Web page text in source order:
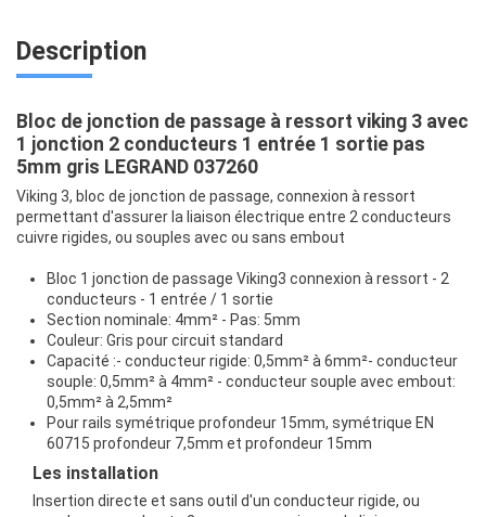
Description
Bloc de jonction de passage à ressort viking 3 avec
1 jonction 2 conducteurs 1 entrée 1 sortie pas
5mm gris LEGRAND 037260
Viking 3, bloc de jonction de passage, connexion à ressort
permettant d'assurer la liaison électrique entre 2 conducteurs
cuivre rigides, ou souples avec ou sans embout
Bloc 1 jonction de passage Viking3 connexion à ressort - 2
conducteurs - 1 entrée / 1 sortie
Section nominale: 4mm² - Pas: 5mm
Couleur: Gris pour circuit standard
Capacité :- conducteur rigide: 0,5mm² à 6mm²- conducteur
souple: 0,5mm² à 4mm² - conducteur souple avec embout:
0,5mm² à 2,5mm²
Pour rails symétrique profondeur 15mm, symétrique EN
60715 profondeur 7,5mm et profondeur 15mm
Les installation
Insertion directe et sans outil d'un conducteur rigide, ou